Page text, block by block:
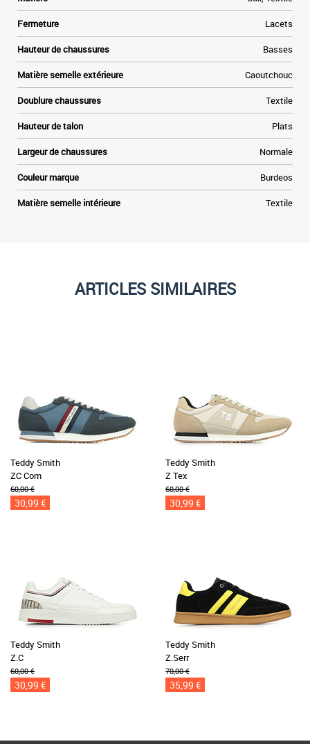
Fermeture Lacets
Hauteur de chaussures Basses
Matière semelle extérieure Caoutchouc
Doublure chaussures Textile
Hauteur de talon Plats
Largeur de chaussures Normale
Couleur marque Burdeos
Matière semelle intérieure Textile
ARTICLES SIMILAIRES
Teddy Smith
ZC Com
60,00 €
30,99 €
Teddy Smith
Z Tex
60,00 €
30,99 €
Teddy Smith
Z.C
60,00 €
30,99 €
Teddy Smith
Z.Serr
70,00 €
35,99 €